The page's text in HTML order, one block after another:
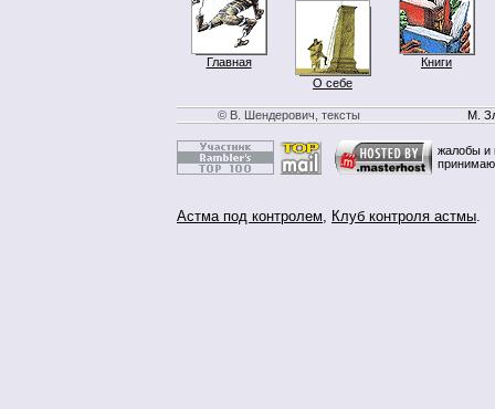
Главная
О себе
Книги
© В. Шендерович, тексты М.
жалобы и
Астма под контролем, Клуб контроля астмы.